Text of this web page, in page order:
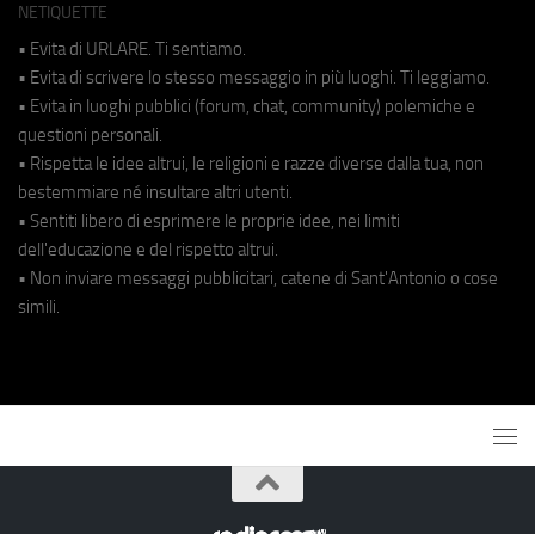
NETIQUETTE
• Evita di URLARE. Ti sentiamo.
• Evita di scrivere lo stesso messaggio in più luoghi. Ti leggiamo.
• Evita in luoghi pubblici (forum, chat, community) polemiche e
questioni personali.
• Rispetta le idee altrui, le religioni e razze diverse dalla tua, non
bestemmiare né insultare altri utenti.
• Sentiti libero di esprimere le proprie idee, nei limiti
dell'educazione e del rispetto altrui.
• Non inviare messaggi pubblicitari, catene di Sant'Antonio o cose
simili.